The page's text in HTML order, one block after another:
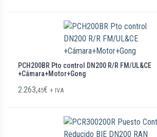
PCH200BR Pto control DN200 R/R FM/UL&CE
+Cámara+Motor+Gong
2.263,45€ + IVA